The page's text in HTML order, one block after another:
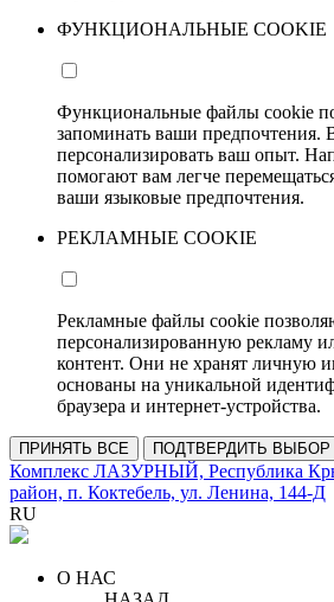
ФУНКЦИОНАЛЬНЫЕ COOKIE
Функциональные файлы cookie
запоминать ваши предпочтения.
персонализировать ваш опыт.
помогают вам легче
ваши языковые предпочтения.
РЕКЛАМНЫЕ COOKIE
Рекламные файлы cookie
персонализированную рекламу
контент. Они не хранят личную
основаны на уникальной
браузера и интернет-устройства.
ПРИНЯТЬ ВСЕ ПОДТВЕРДИТЬ ВЫБОР
Комплекс ЛАЗУРНЫЙ, Республика
район, п. Коктебель, ул. Ленина, 144-Д
RU
О НАС